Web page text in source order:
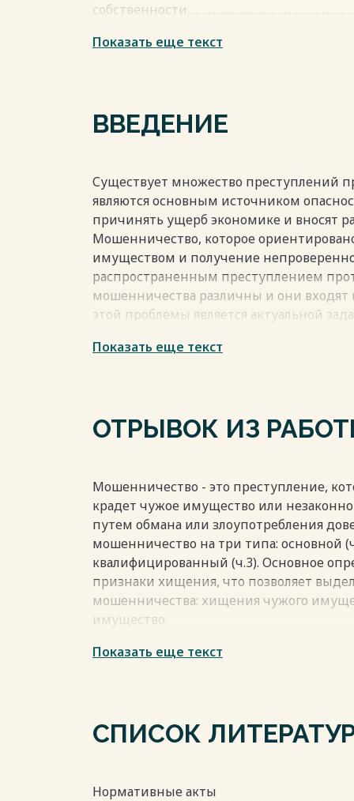
Показать еще текст
ВВЕДЕНИЕ
Существует множество преступлений
являются основным источником
причинять ущерб экономике и вносят
Мошенничество, которое
имуществом и получение
распространенным преступлением
мошенничества различны и они
этой проблемы является актуальной
может привести к негативным
Показать еще текст
ОТРЫВОК ИЗ
Мошенничество - это преступление,
крадет чужое имущество или
путем обмана или злоупотребления
мошенничество на три типа: основной
квалифицированный (ч.3). Основное
признаки хищения, что позволяет
мошенничества: хищения чужого
имущество.
Для мошенничества характерен обман
имущество. Субъект действует без
Определение хищения, содержащееся в
Показать еще текст
СПИСОК
Нормативные акты